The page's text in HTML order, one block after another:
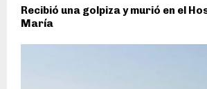
Recibió una golpiza y murió en el
María